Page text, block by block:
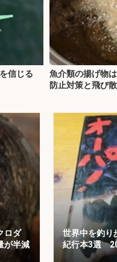
を信じる
魚介類の揚げ物
防止対策と飛び
ロダ
が半減
世界中を釣り
紀行本3選
50周年